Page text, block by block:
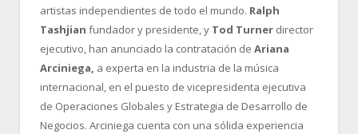
artistas independientes de todo el mundo. Ralph
Tashjian fundador y presidente, y Tod Turner director
ejecutivo, han anunciado la contratación de Ariana
Arciniega, a experta en la industria de la música
internacional, en el puesto de vicepresidenta ejecutiva
de Operaciones Globales y Estrategia de Desarrollo de
Negocios. Arciniega cuenta con una sólida experiencia